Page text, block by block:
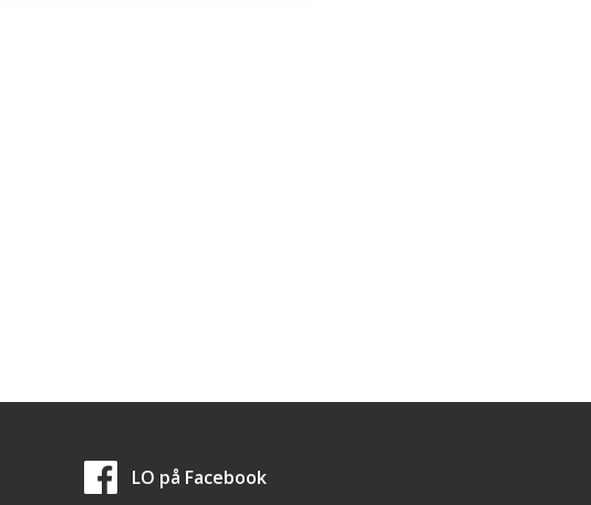
LO i sosiale medier
LO på Facebook